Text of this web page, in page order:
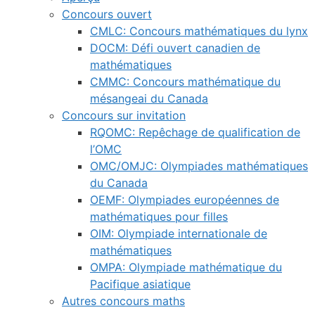
Concours ouvert
CMLC: Concours mathématiques du lynx
DOCM: Défi ouvert canadien de
mathématiques
CMMC: Concours mathématique du
mésangeai du Canada
Concours sur invitation
RQOMC: Repêchage de qualification de
l’OMC
OMC/OMJC: Olympiades mathématiques
du Canada
OEMF: Olympiades européennes de
mathématiques pour filles
OIM: Olympiade internationale de
mathématiques
OMPA: Olympiade mathématique du
Pacifique asiatique
Autres concours maths